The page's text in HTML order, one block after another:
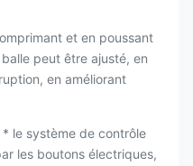
et en poussant
peut être ajusté, en
en améliorant
* le système de contrôle
les boutons électriques,